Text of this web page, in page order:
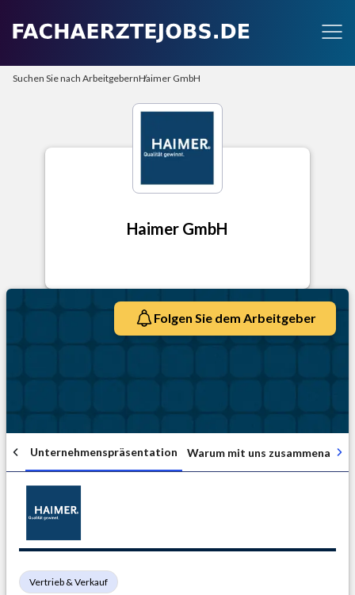
Suchen Sie nach ArbeitgebernHaimer GmbH
Haimer GmbH
Folgen Sie dem Arbeitgeber
Unternehmenspräsentation Warum mit uns
Vertrieb & Verkauf